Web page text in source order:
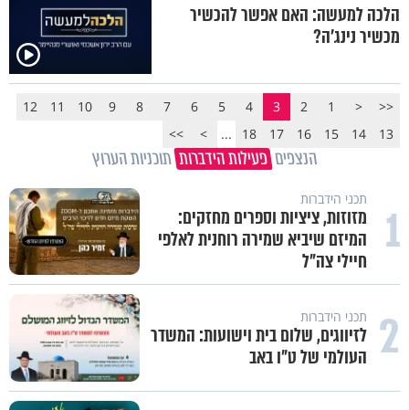
הלכה למעשה: האם אפשר להכשיר
מכשיר נינג'ה?
<<
<
1
2
3
4
5
6
7
8
9
10
11
12
13
14
15
16
17
18
...
>
>>
הנצפים פעילות הידברות תוכניות הערוץ
1 תכני הידברות
מזוזות, ציציות וספרים מחזקים:
המיזם שיביא שמירה רוחנית לאלפי
חיילי צה"ל
2 תכני הידברות
לזיווגים, שלום בית וישועות: המשדר
העולמי של ט"ו באב